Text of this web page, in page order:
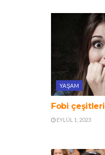
YAŞAM
Fobi çeşitleri
EYLÜL 1, 2023